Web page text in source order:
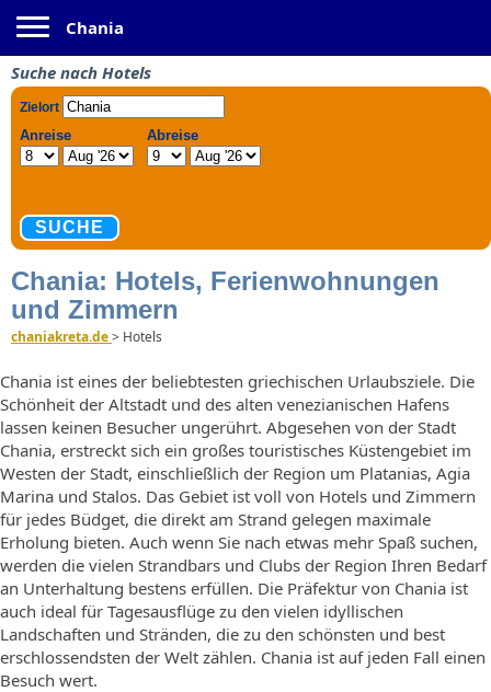
Chania
Suche nach Hotels
Chania: Hotels, Ferienwohnungen
und Zimmern
chaniakreta.de> Hotels
Chania ist eines der beliebtesten griechischen Urlaubsziele. Die
Schönheit der Altstadt und des alten venezianischen Hafens
lassen keinen Besucher ungerührt. Abgesehen von der Stadt
Chania, erstreckt sich ein großes touristisches Küstengebiet im
Westen der Stadt, einschließlich der Region um Platanias, Agia
Marina und Stalos. Das Gebiet ist voll von Hotels und Zimmern
für jedes Büdget, die direkt am Strand gelegen maximale
Erholung bieten. Auch wenn Sie nach etwas mehr Spaß suchen,
werden die vielen Strandbars und Clubs der Region Ihren Bedarf
an Unterhaltung bestens erfüllen. Die Präfektur von Chania ist
auch ideal für Tagesausflüge zu den vielen idyllischen
Landschaften und Stränden, die zu den schönsten und best
erschlossendsten der Welt zählen. Chania ist auf jeden Fall einen
Besuch wert.